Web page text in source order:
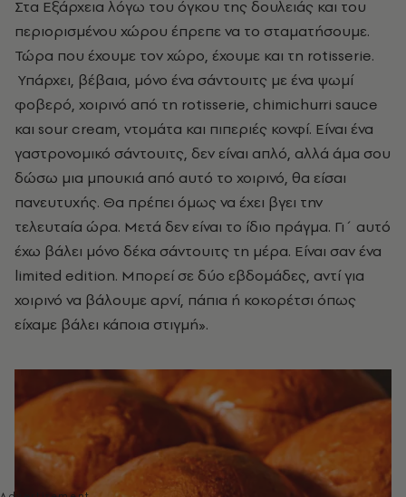
Στα Εξάρχεια λόγω του όγκου της δουλειάς και του
περιορισμένου χώρου έπρεπε να το σταματήσουμε.
Τώρα που έχουμε τον χώρο, έχουμε και τη rotisserie.
Υπάρχει, βέβαια, μόνο ένα σάντουιτς με ένα ψωμί
φοβερό, χοιρινό από τη rotisserie, chimichurri sauce
και sour cream, ντομάτα και πιπεριές κονφί. Είναι ένα
γαστρονομικό σάντουιτς, δεν είναι απλό, αλλά άμα σου
δώσω μια μπουκιά από αυτό το χοιρινό, θα είσαι
πανευτυχής. Θα πρέπει όμως να έχει βγει την
τελευταία ώρα. Μετά δεν είναι το ίδιο πράγμα. Γι΄ αυτό
έχω βάλει μόνο δέκα σάντουιτς τη μέρα. Είναι σαν ένα
limited edition. Μπορεί σε δύο εβδομάδες, αντί για
χοιρινό να βάλουμε αρνί, πάπια ή κοκορέτσι όπως
είχαμε βάλει κάποια στιγμή».